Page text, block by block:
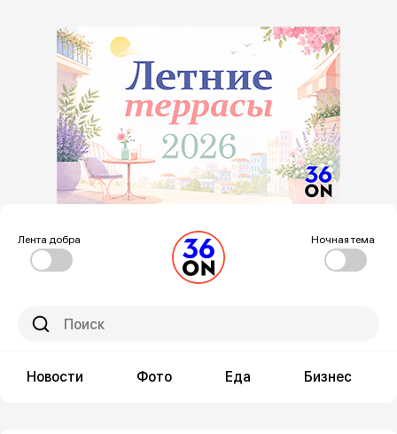
Лента добра Ночная тема
Новости Фото Еда Бизнес